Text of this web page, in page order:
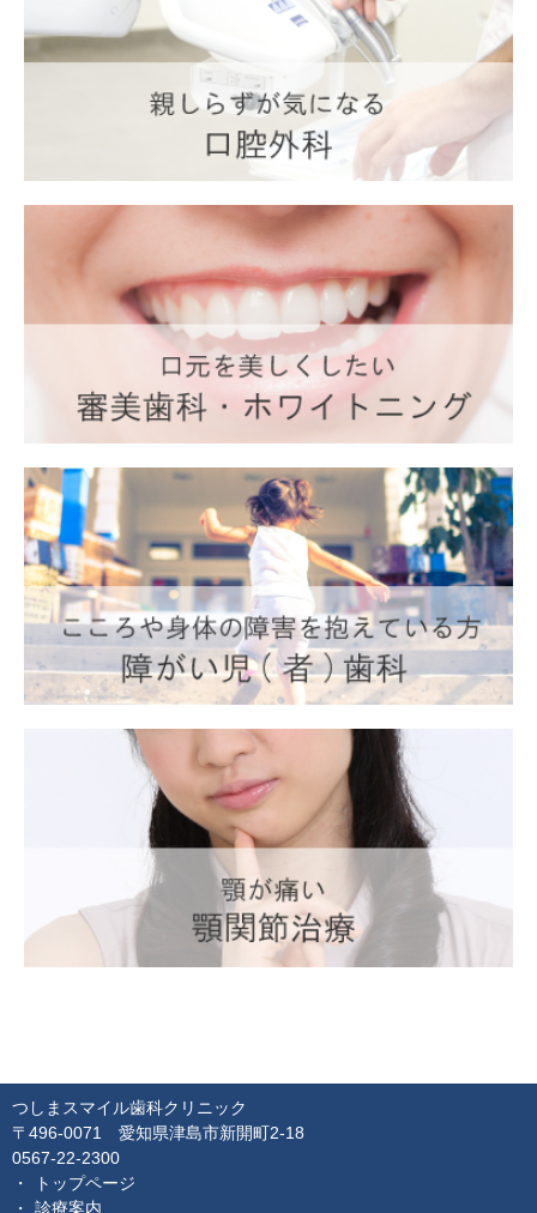
つしまスマイル歯科クリニック
〒496-0071 愛知県津島市新開町2-18
0567-22-2300
トップページ
診療案内